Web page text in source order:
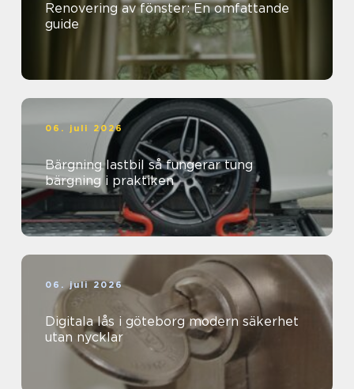
Renovering av fönster: En omfattande
guide
06. juli 2026
Bärgning lastbil så fungerar tung
bärgning i praktiken
06. juli 2026
Digitala lås i göteborg modern säkerhet
utan nycklar